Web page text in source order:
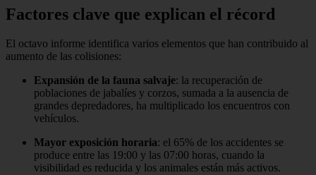
Factores clave que explican el récord
El octavo informe identifica varios elementos que han contribuido al
aumento de las colisiones:
Expansión de la fauna salvaje: la recuperación de
poblaciones de jabalíes y corzos, sumada a la ausencia de
grandes depredadores, ha multiplicado los encuentros con
vehículos.
Mayor exposición horaria: el 65% de los accidentes se
produce entre las 19:00 y las 07:00 horas, cuando la
visibilidad es reducida y los animales están más activos.